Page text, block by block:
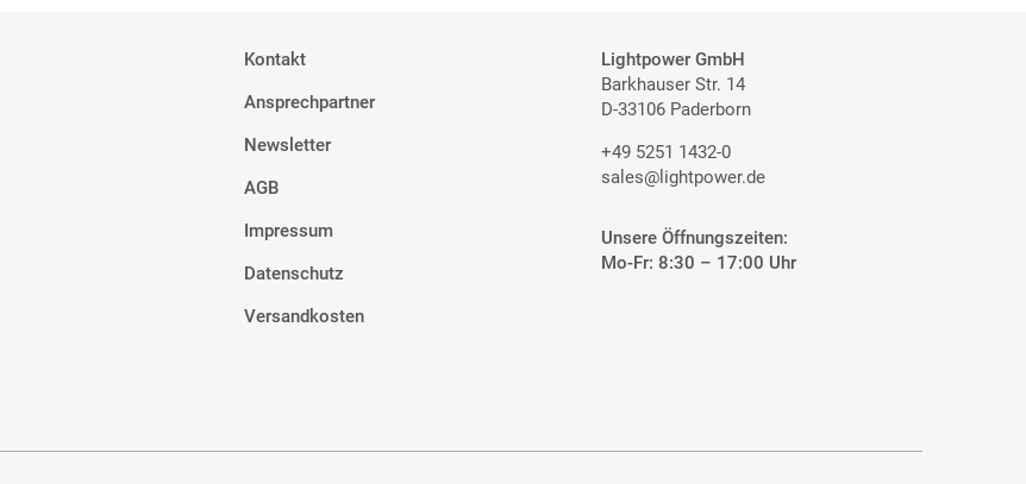
Kontakt
Ansprechpartner
Newsletter
AGB
Impressum
Datenschutz
Versandkosten
Lightpower GmbH
Barkhauser Str. 14
D-33106 Paderborn
+49 5251 1432-0
sales@lightpower.de
Unsere Öffnungszeiten:
Mo-Fr: 8:30 – 17:00 Uhr